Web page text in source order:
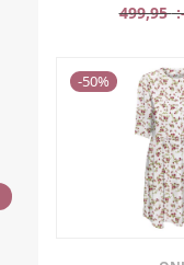
499,95
-50%